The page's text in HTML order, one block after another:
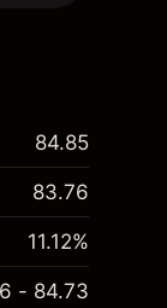
84.85
83.76
11.12%
- 84.73